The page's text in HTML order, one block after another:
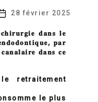
28 février 2025
𝐝𝐚𝐧𝐬 𝐥𝐞
, 𝐩𝐚𝐫
𝐜𝐚𝐧𝐚𝐥𝐚𝐢𝐫𝐞 𝐝𝐚𝐧𝐬 𝐜𝐞
retraitement
le plus